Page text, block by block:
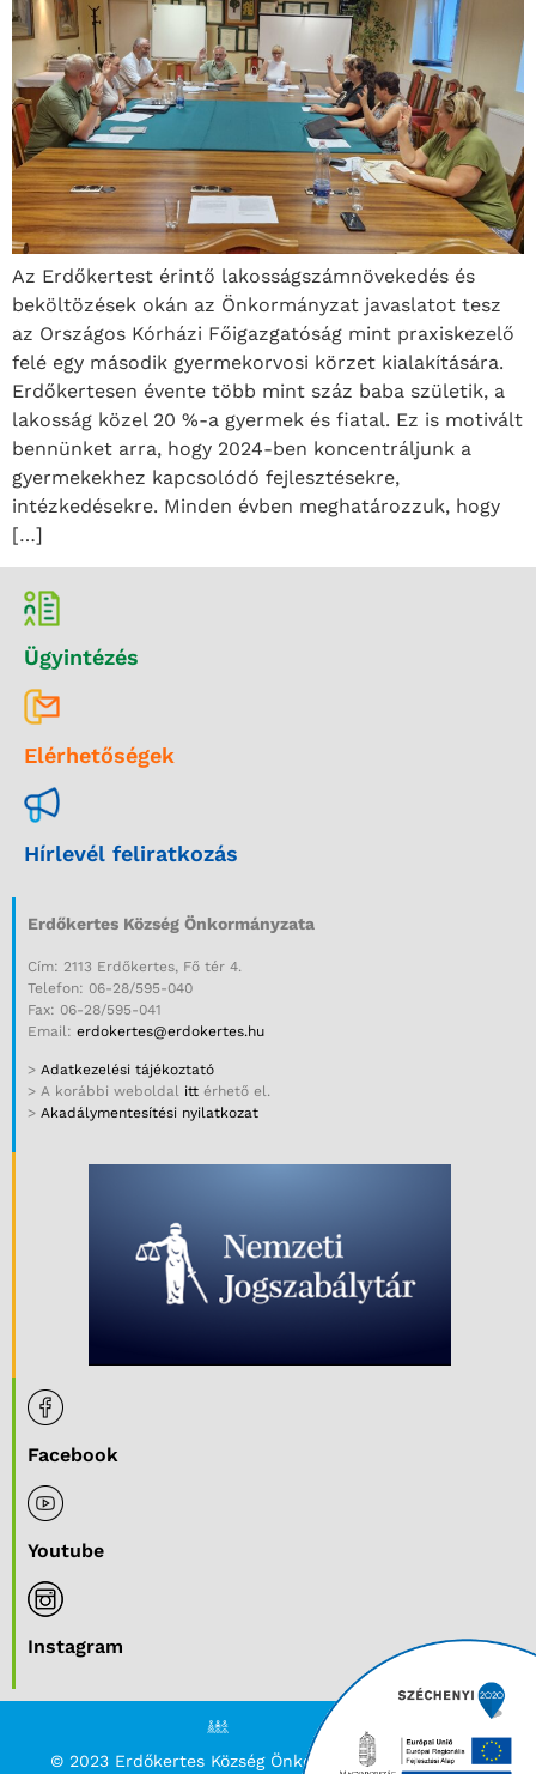
Az Erdőkertest érintő lakosságszámnövekedés és
beköltözések okán az Önkormányzat javaslatot tesz
az Országos Kórházi Főigazgatóság mint praxiskezelő
felé egy második gyermekorvosi körzet kialakítására.
Erdőkertesen évente több mint száz baba születik, a
lakosság közel 20 %-a gyermek és fiatal. Ez is motivált
bennünket arra, hogy 2024-ben koncentráljunk a
gyermekekhez kapcsolódó fejlesztésekre,
intézkedésekre. Minden évben meghatározzuk, hogy
[…]
Ügyintézés
Elérhetőségek
Hírlevél feliratkozás
Erdőkertes Község Önkormányzata
Cím: 2113 Erdőkertes, Fő tér 4.
Telefon: 06-28/595-040
Fax: 06-28/595-041
Email: erdokertes@erdokertes.hu
> Adatkezelési tájékoztató
> A korábbi weboldal itt érhető el.
> Akadálymentesítési nyilatkozat
Facebook
Youtube
Instagram
© 2023 Erdőkertes Község Önkormányzata. TiGeRSoft